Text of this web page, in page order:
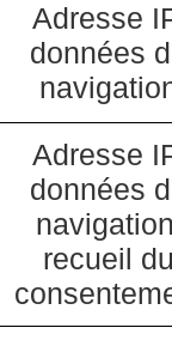
Adresse
données
Adresse
données
recueil